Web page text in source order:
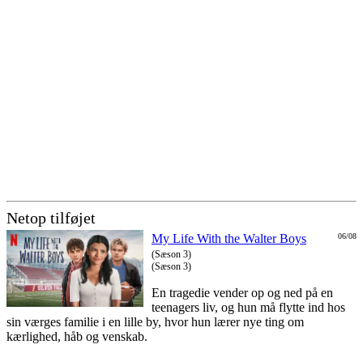
Netop tilføjet
06/08
My Life With the Walter Boys
(Sæson 3)
(Sæson 3)
En tragedie vender op og ned på en
teenagers liv, og hun må flytte ind hos
sin værges familie i en lille by, hvor hun lærer nye ting om
kærlighed, håb og venskab.